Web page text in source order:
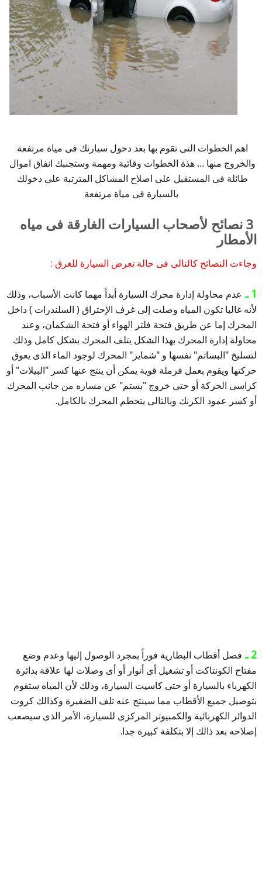
بالسيارة فى مياة مرتفعة
3 نصائح لأصحاب السيارات الغارقة فى مياه
الأمطار
وجاءت النصائح كالتالى فى حالة تعرض السيارة للغرق :
1 ـ
عدم محاولة إدارة محرك السيارة أبداً مهما كانت الأسباب، وذلك
لأنه غالبا تكون المياه وصلت إلى غرف الإحتراق ( السلندرات ) داخل
المحرك إما عن طريق فتحة فلتر الهواء أو فتحة الشكمان، وعند
محاولة إدارة المحرك بهذا الشكل يتلف المحرك بشكل كامل وذلك
لتسليخ "البساتم" نفسها و "شمايز" المحرك لوجود الماء الذى يعوق
حركتها ويقوم بعمل فرملة قوية يمكن أن ينتج عنها كسر "البيلات" أو
كراسى الحركة أو حتى خروج "بستم" عن مساره من جانب المحرك
أو كسر عمود الكرنك وبالتالى يتحطم المحرك بالكامل.
2 ـ
فصل أقطاب البطارية فوراً بمجرد الوصول إليها وعدم وضع
مفتاح الكونتاكت أو تشغيل أى أنوار أو أى وصلات لها علاقة بدائرة
الكهرباء بالسيارة أو حتى كاسيت السيارة، وذلك لأن المياه ستقوم
بتوصيل جميع الأقطاب مما سينتج عنه تلف الضفيرة وكذالك كروت
الدوائر الكهربائية والكمبيوتر المركزى للسيارة، الأمر الذى سيصعب
إصلاحه بعد ذالك إلا بتكلفة كبيرة جدا.